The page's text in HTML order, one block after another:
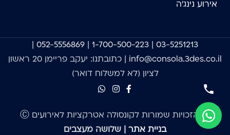
אירוע נינג'ה
03-5251213
1-700-500-223
052-5556869
info@consola.3des.co.il
| כתובתנו: יעקב פריימן 20 ראשון
לציון (לא למשלוח דואר)
כל הזכויות שמורות לקונסולה אטרקציות לאירועים Ⓒ
בניית אתר | שלושה מעצבים